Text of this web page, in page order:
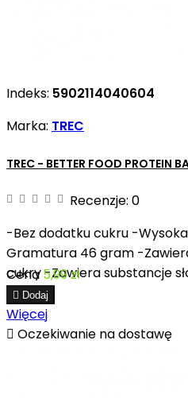
Indeks: 5902114040604
Marka: TREC
TREC - BETTER FOOD PROTEIN
Recenzje: 0
-Bez dodatku cukru -
Gramatura 46 gram -
cukry -Zawiera substancje
Cena 5,99 zł
 Dodaj
Więcej
 Oczekiwanie na dostawę